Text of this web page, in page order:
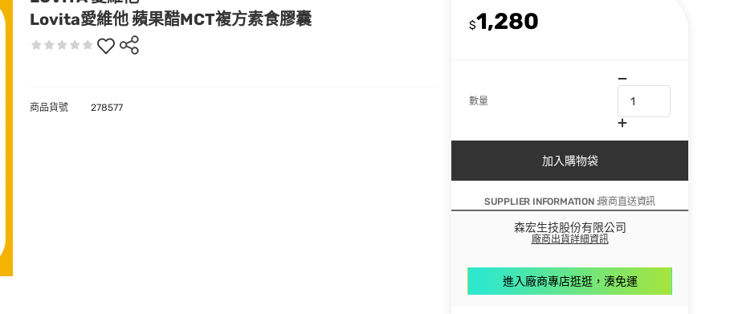
Lovita愛維他 蘋果醋MCT複方素食膠囊
$1,280
數量
加入購物袋
SUPPLIER INFORMATION :廠商直送資訊
森宏生技股份有限公司
廠商出貨詳細資訊
進入廠商專店逛逛，湊免運
商品貨號 278577